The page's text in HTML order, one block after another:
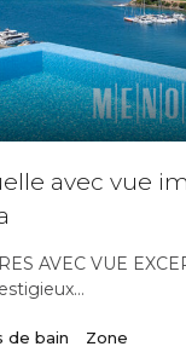
avec vue
AVEC VUE
de bain
Zone